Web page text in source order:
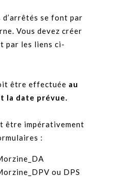
d’arrêtés se font par
Vous devez créer
par les liens ci-
être effectuée au
la date prévue.
être impérativement
:
ou DPS